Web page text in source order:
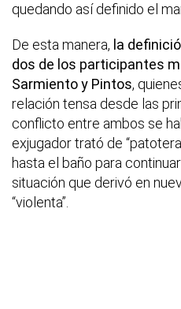
quedando así definido el
De esta manera, la
dos de los participantes
Sarmiento y Pintos,
relación tensa desde las
conflicto entre ambos se
exjugador trató de
hasta el baño para
situación que derivó en
“violenta”.